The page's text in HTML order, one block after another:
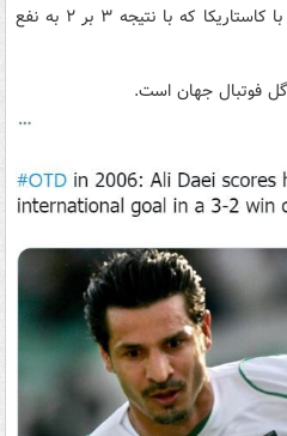
گل ملی اش را برای ایران در بازی با کاستاریکا که با نتیجه ۳ بر ۲ به نفع